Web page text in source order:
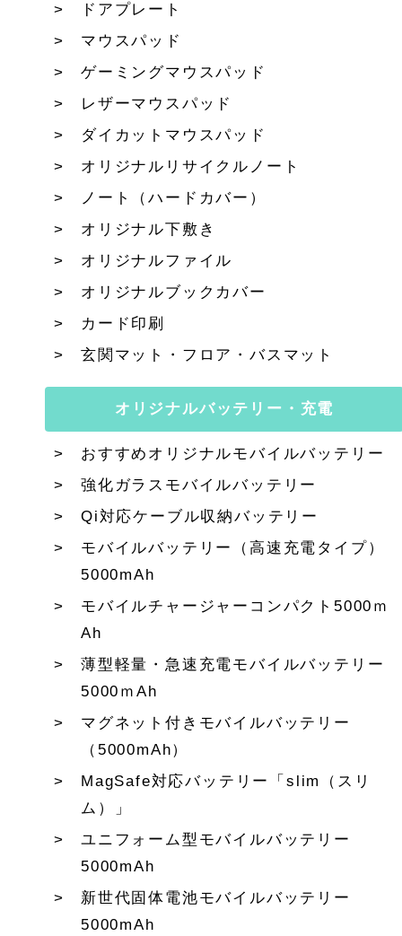
ドアプレート
マウスパッド
ゲーミングマウスパッド
レザーマウスパッド
ダイカットマウスパッド
オリジナルリサイクルノート
ノート（ハードカバー）
オリジナル下敷き
オリジナルファイル
オリジナルブックカバー
カード印刷
玄関マット・フロア・バスマット
オリジナルバッテリー・充電
おすすめオリジナルモバイルバッテリー
強化ガラスモバイルバッテリー
Qi対応ケーブル収納バッテリー
モバイルバッテリー（高速充電タイプ）
5000mAh
モバイルチャージャーコンパクト5000ｍ
Ah
薄型軽量・急速充電モバイルバッテリー
5000ｍAh
マグネット付きモバイルバッテリー
（5000mAh）
MagSafe対応バッテリー「slim（スリ
ム）」
ユニフォーム型モバイルバッテリー
5000mAh
新世代固体電池モバイルバッテリー
5000mAh